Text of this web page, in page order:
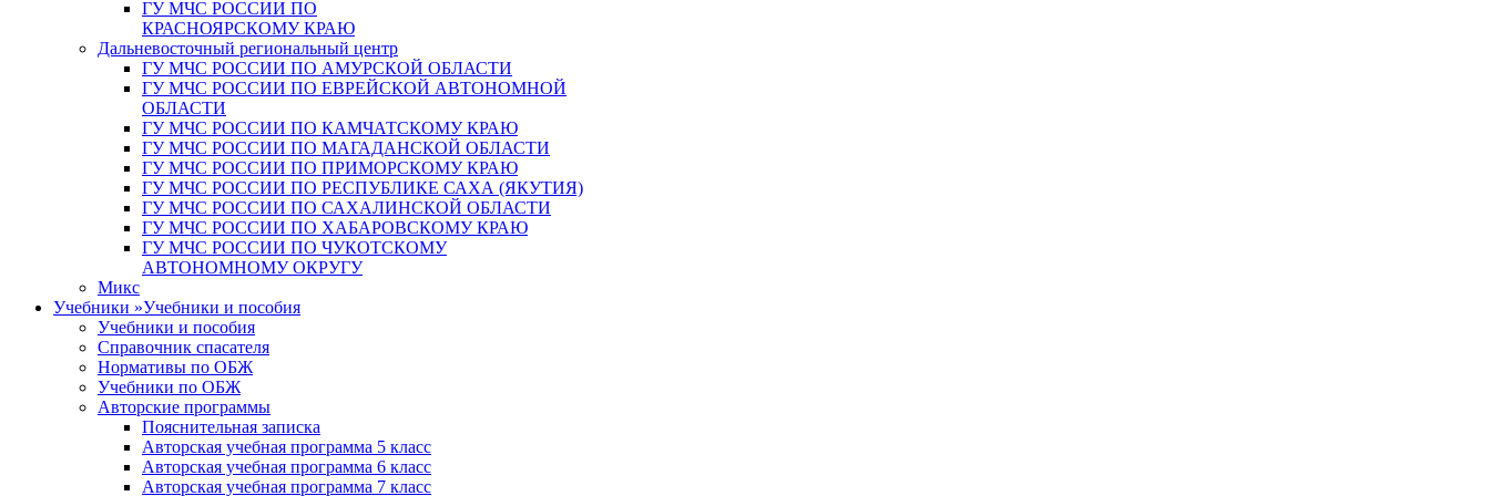
ГУ МЧС РОССИИ ПО
КРАСНОЯРСКОМУ КРАЮ
Дальневосточный региональный центр
ГУ МЧС РОССИИ ПО АМУРСКОЙ ОБЛАСТИ
ГУ МЧС РОССИИ ПО ЕВРЕЙСКОЙ АВТОНОМНОЙ
ОБЛАСТИ
ГУ МЧС РОССИИ ПО КАМЧАТСКОМУ КРАЮ
ГУ МЧС РОССИИ ПО МАГАДАНСКОЙ ОБЛАСТИ
ГУ МЧС РОССИИ ПО ПРИМОРСКОМУ КРАЮ
ГУ МЧС РОССИИ ПО РЕСПУБЛИКЕ САХА (ЯКУТИЯ)
ГУ МЧС РОССИИ ПО САХАЛИНСКОЙ ОБЛАСТИ
ГУ МЧС РОССИИ ПО ХАБАРОВСКОМУ КРАЮ
ГУ МЧС РОССИИ ПО ЧУКОТСКОМУ
АВТОНОМНОМУ ОКРУГУ
Микс
Учебники »Учебники и пособия
Учебники и пособия
Справочник спасателя
Нормативы по ОБЖ
Учебники по ОБЖ
Авторские программы
Пояснительная записка
Авторская учебная программа 5 класс
Авторская учебная программа 6 класс
Авторская учебная программа 7 класс